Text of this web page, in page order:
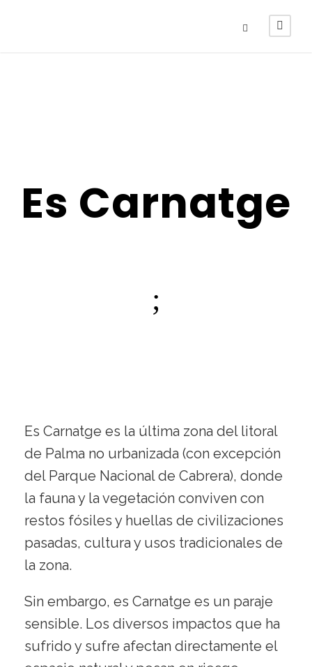
Es Carnatge
Es Carnatge es la última zona del litoral
de Palma no urbanizada (con excepción
del Parque Nacional de Cabrera), donde
la fauna y la vegetación conviven con
restos fósiles y huellas de civilizaciones
pasadas, cultura y usos tradicionales de
la zona.
Sin embargo, es Carnatge es un paraje
sensible. Los diversos impactos que ha
sufrido y sufre afectan directamente el